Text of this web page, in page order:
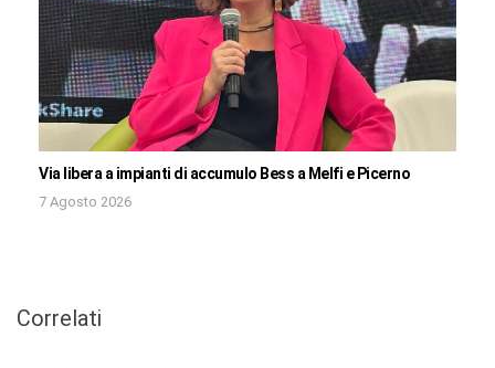
Via libera a impianti di accumulo Bess a Melfi e Picerno
7 Agosto 2026
Correlati